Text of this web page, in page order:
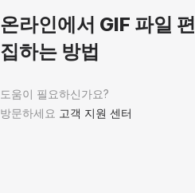
온라인에서 GIF 파일 편
집하는 방법
도움이 필요하신가요?
방문하세요 고객 지원 센터